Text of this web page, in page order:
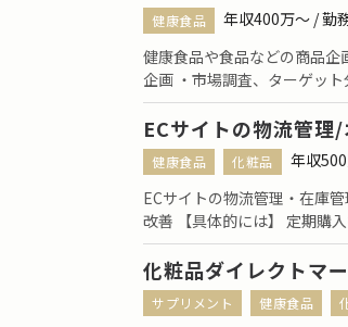
健康食品
年収400万〜 / 勤
健康食品や食品などの商品
企画 ・市場調査、ターゲッ
ECサイトの物流管理
健康食品 化粧品
年収
ECサイトの物流管理・在庫
改善 【具体的には】 定期購
化粧品ダイレクトマ
サプリメント 健康食品